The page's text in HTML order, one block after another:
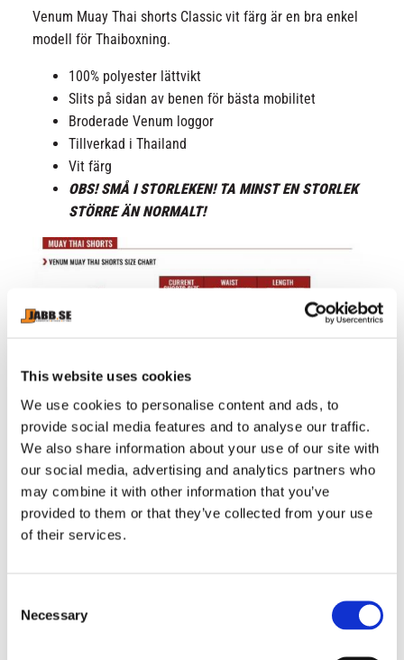
This website uses cookies
We use cookies to personalise content and ads, to
provide social media features and to analyse our traffic.
We also share information about your use of our site with
our social media, advertising and analytics partners who
may combine it with other information that you’ve
provided to them or that they’ve collected from your use
of their services.
Necessary
Venum Muay Thai shorts Classic vit färg är en bra enkel
modell för Thaiboxning.
100% polyester lättvikt
Slits på sidan av benen för bästa mobilitet
Broderade Venum loggor
Tillverkad i Thailand
Vit färg
OBS! SMÅ I STORLEKEN! TA MINST EN STORLEK
STÖRRE ÄN NORMALT!
RELATERADE PRODUKTER